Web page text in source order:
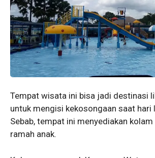
Tempat wisata ini bisa jadi destinasi
untuk mengisi kekosongaan saat hari
Sebab, tempat ini menyediakan
ramah anak.